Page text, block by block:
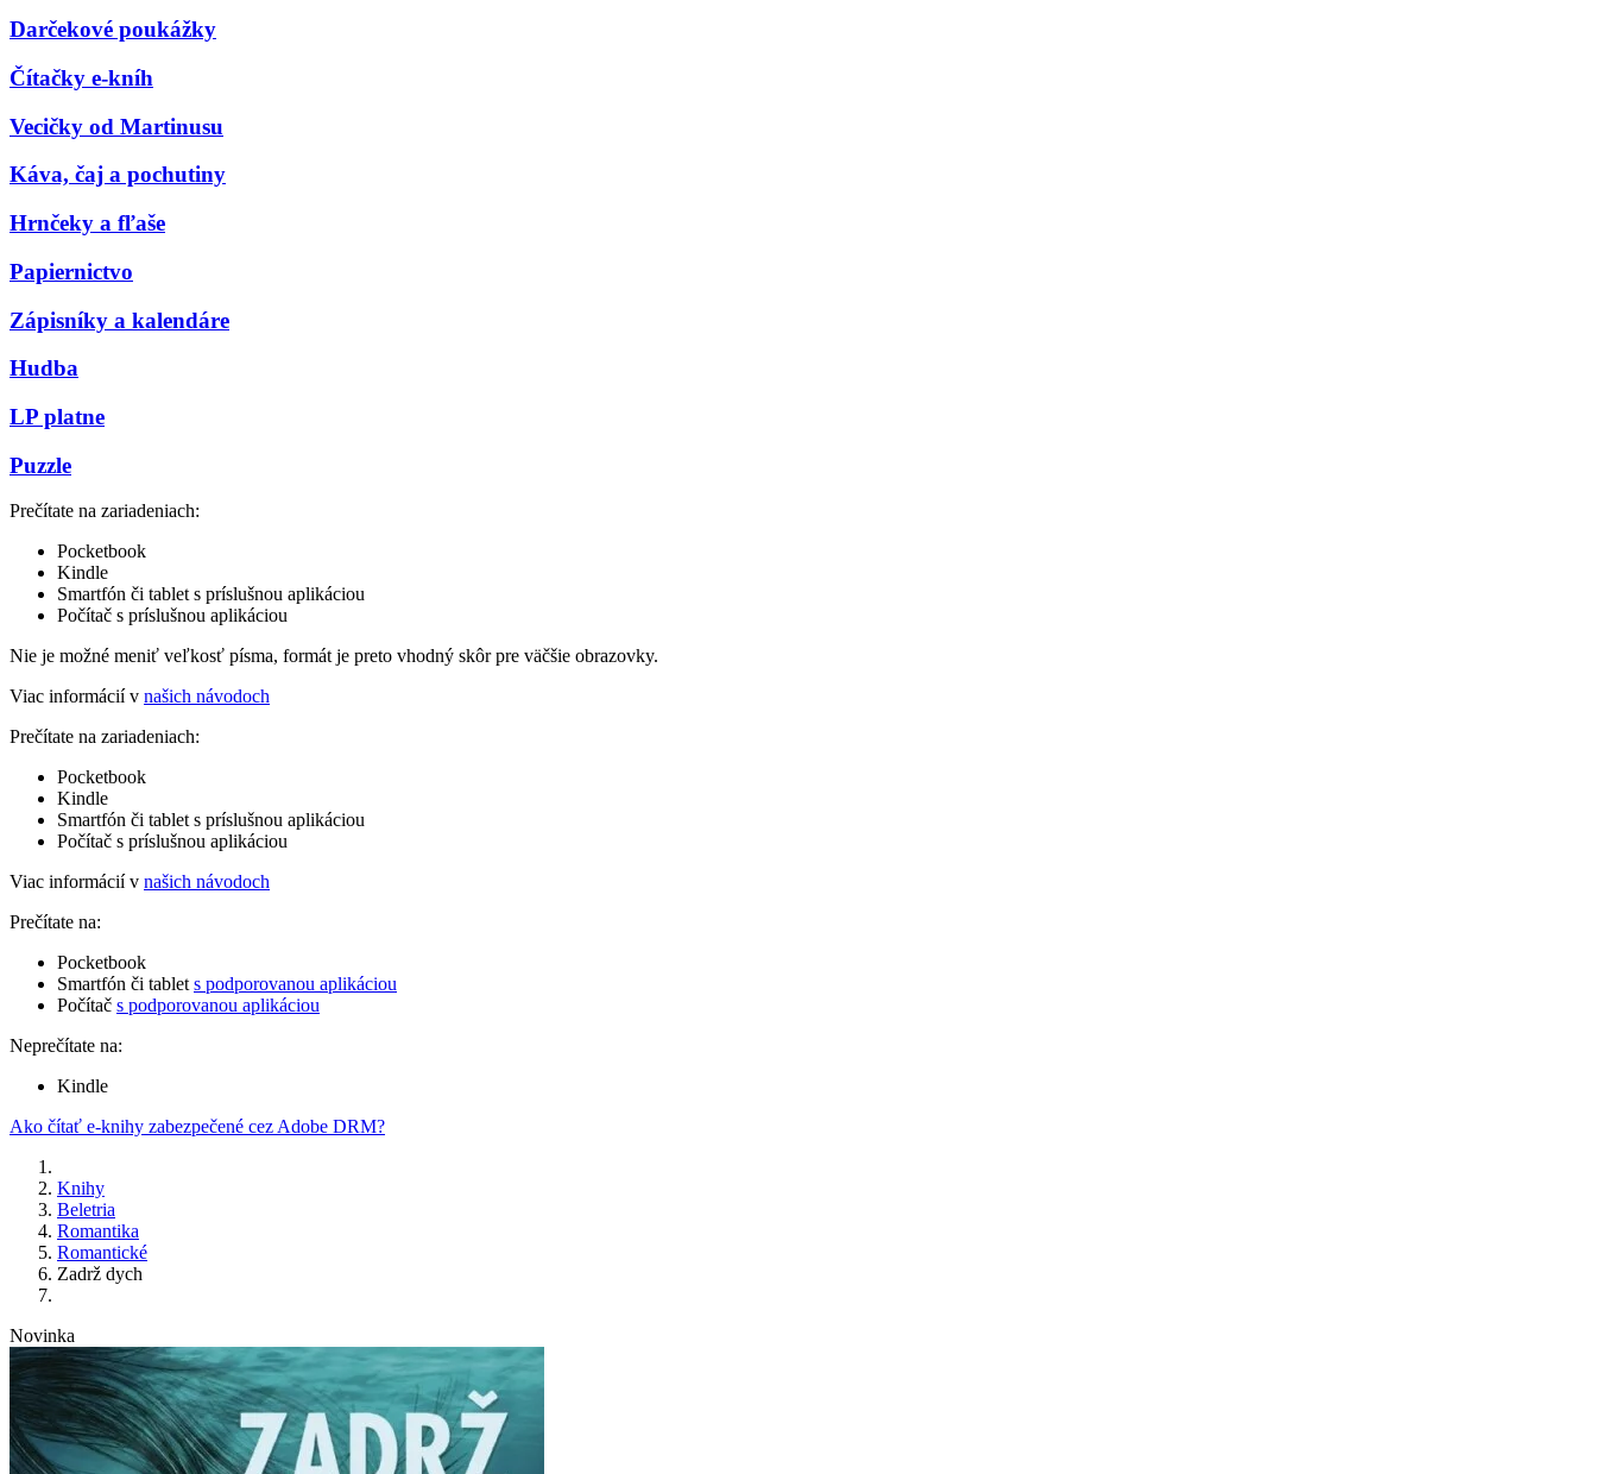
Darčekové poukážky
Čítačky e-kníh
Vecičky od Martinusu
Káva, čaj a pochutiny
Hrnčeky a fľaše
Papiernictvo
Zápisníky a kalendáre
Hudba
LP platne
Puzzle
Prečítate na zariadeniach:
Pocketbook
Kindle
Smartfón či tablet s príslušnou aplikáciou
Počítač s príslušnou aplikáciou
Nie je možné meniť veľkosť písma, formát je preto vhodný skôr pre väčšie obrazovky.
Viac informácií v našich návodoch
Prečítate na zariadeniach:
Pocketbook
Kindle
Smartfón či tablet s príslušnou aplikáciou
Počítač s príslušnou aplikáciou
Viac informácií v našich návodoch
Prečítate na:
Pocketbook
Smartfón či tablet s podporovanou aplikáciou
Počítač s podporovanou aplikáciou
Neprečítate na:
Kindle
Ako čítať e-knihy zabezpečené cez Adobe DRM?
Knihy
Beletria
Romantika
Romantické
Zadrž dych
Novinka